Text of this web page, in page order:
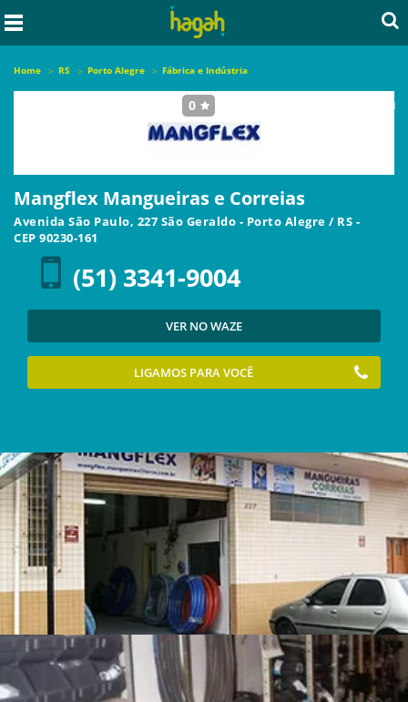
Home RS Porto Alegre Fábrica e Indústria
0 seja o primeiro a avaliar este local
Mangflex Mangueiras e Correias
Avenida São Paulo, 227 São Geraldo - Porto Alegre / RS -
CEP 90230-161
(51) 3341-9004
VER NO WAZE
LIGAMOS PARA VOCÊ